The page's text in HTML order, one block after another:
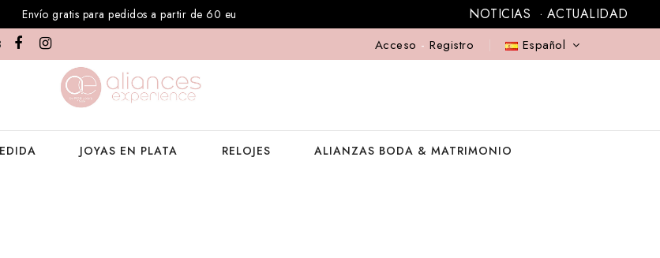
Envío gratis para pedidos a partir de 60 eu ACTUALIDAD
NOTICIAS
Español
Acceso - Registro
JOYAS EN PLATA RELOJES ALIANZAS BODA & MATRIMONIO